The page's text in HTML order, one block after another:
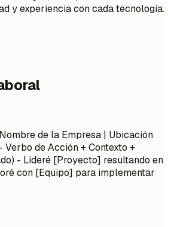
y experiencia con cada tecnología.
Nombre de la Empresa | Ubicación
- Verbo de Acción + Contexto +
- Lideré [Proyecto] resultando en
con [Equipo] para implementar